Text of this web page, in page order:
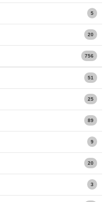
5
20
756
51
25
89
9
20
3